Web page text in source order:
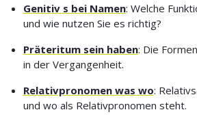
Genitiv s bei Namen: Welche
und wie nutzen Sie es richtig?
Präteritum sein haben: Die
in der Vergangenheit.
Relativpronomen was wo:
und wo als Relativpronomen steht.